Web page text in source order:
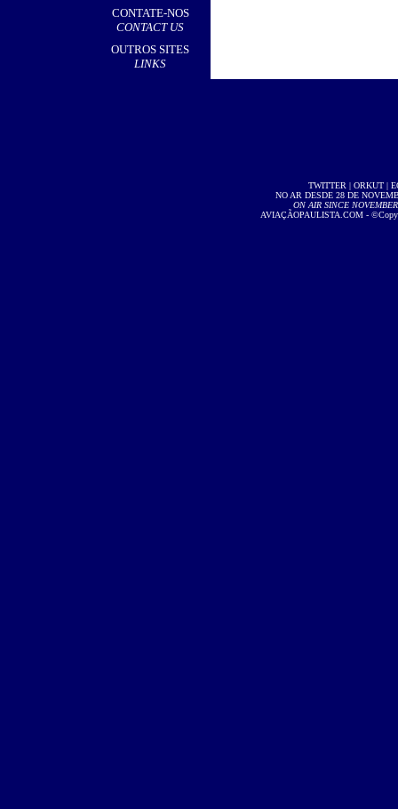
CONTATE-NOS
CONTACT US
OUTROS SITES
LINKS
TWITTER | ORKUT |
NO AR DESDE 28 DE
ON AIR SINCE
AVIAÇÃOPAULISTA.COM -